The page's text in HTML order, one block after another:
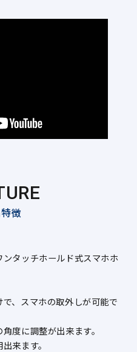
徴
ンタッチホールド式スマホホ
で、スマホの取外しが可能で
度に調整が出来ます。
来ます。